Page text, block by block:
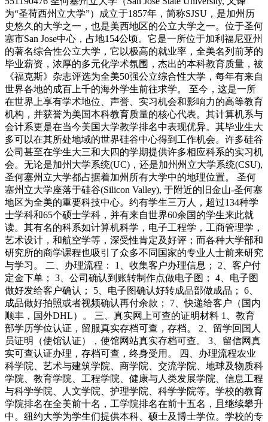
为“圣荷西州立大学”）成立于1857年，简称SJSU，是加州历
史悠久的大学之一，也是美西地区的公立大学之一。位于圣何
塞市San Jose中心，占地154公顷。它是一所位于加利福尼亚州
的著名综合性公立大学，它以极高的就业率，全美名列前茅的
毕业薪资，浓厚的多元化学术氛围，杰出的本科教育质量，被
《福克斯》杂志评选为全美50强公立综合性大学，每年有来自
世界各地的成百上千的海外学生前往求学。 至今，这是一所
在世界上享有学术地位、声誉、实习机会和影响力的高等教育
机构，并获誉为美国本科教育质量的核心代表。其计算机系与
会计系更是在当今美国大学教学排名中表现优异。其毕业生大
多可以在其所处地域的世界硅谷中心得到工作机会。许多硅谷
公司甚至在学生大三和大四的学期提供许多相应科系的实习机
会。无论是加州大学系统(UC)，还是加州州立大学系统(CSU),
圣何塞州立大学都占据着加州所有大学中的地理位置。 圣何
塞州立大学座落于硅谷(Silicon Valley), 于附近的旧金山-圣何塞
地区为全美的重要科技中心。约有学生三万人，超过134种学
士学科和65个硕士学科，并有来自世界60余国的学生来此就
读。其有名的科系如计算机科学，电子工程学，工商管理学，
艺术设计，和航空学等，深受性肯定及好评；而各种大学部和
研究所的商学课程也吸引了众多不同国家的专业人士前来研究
与学习。 二、办理流程： 1、收集客户办理信息； 2、客户付
定金下单； 3、公司确认到账转制作点做电子图； 4、电子图
做好发给客户确认； 5、电子图确认好转成品部做成品； 6、
成品做好拍照或者视频确认再付余款； 7、快递给客户（国内
顺丰，国外DHL）。 三、真实网上可查的证明材料 1、教育
部学历学位认证，留服真实存档可查，存档。 2、留学回国人
员证明（使馆认证），使馆网站真实存档可查。 3、留信网真
实可查认证办理，存档可查，终身受用。 四、办理流程农业
科学院、艺术与建筑学院、商学院、交流学院、地球及物质科
学院、教育学院、工程学院、健康与人类发展学院、信息工程
与科学学院、人文学院、护理学院、科学学院等。学校的教育
学院排名在全美前十名，工学院排名在前十五名，且继续攀升
中。纽约大学为学生们提供本科、硕士及博士学位。学校的专